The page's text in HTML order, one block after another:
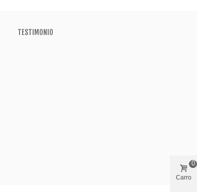
TESTIMONIO
Carro
0